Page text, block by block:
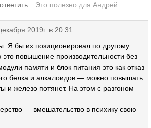
Это полезно для Андрей
2019г. в 20:31
Я бы их позиционировал по другому.
это повышение производительности без
памяти и блок питания это как отказ
белка и алкалоидов — можно повышать
и железо потянет. На этом с разгоном
— вмешательство в психику свою